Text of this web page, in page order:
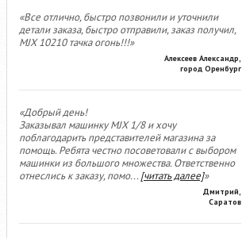
«Все отлично, быстро позвонили и уточнили
детали заказа, быстро отправили, заказ получил,
MJX 10210 тачка огонь!!!»
Алексеев Александр,
город Оренбург
«Добрый день!
Заказывал машинку MJX 1/8 и хочу
поблагодарить представителей магазина за
помощь. Ребята честно посоветовали с выбором
машинки из большого множества. Ответственно
отнеслись к заказу, помо...[читать далее]»
Дмитрий,
Саратов